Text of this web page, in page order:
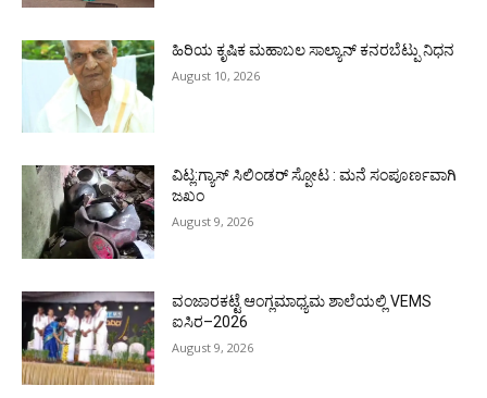
ಹಿರಿಯ ಕೃಷಿಕ ಮಹಾಬಲ ಸಾಲ್ಯಾನ್ ಕನರಬೆಟ್ಪು ನಿಧನ
August 10, 2026
ವಿಟ್ಲ:ಗ್ಯಾಸ್ ಸಿಲಿಂಡರ್ ಸ್ಪೋಟ : ಮನೆ ಸಂಪೂರ್ಣವಾಗಿ
ಜಖಂ
August 9, 2026
ವಂಜಾರಕಟ್ಟೆ ಆಂಗ್ಲಮಾಧ್ಯಮ ಶಾಲೆಯಲ್ಲಿ VEMS
ಐಸಿರ–2026
August 9, 2026